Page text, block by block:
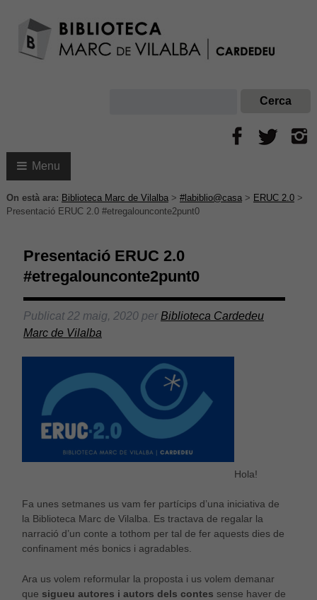
Menu
On està ara: Biblioteca Marc de Vilalba> #labiblio@casa> ERUC 2.0>
Presentació ERUC 2.0 #etregalounconte2punt0
Presentació ERUC 2.0
#etregalounconte2punt0
Publicat 22 maig, 2020perBiblioteca Cardedeu
Marc de Vilalba
Hola!
Fa unes setmanes us vam fer partícips d’una iniciativa de
la Biblioteca Marc de Vilalba. Es tractava de regalar la
narració d’un conte a tothom per tal de fer aquests dies de
confinament més bonics i agradables.
Ara us volem reformular la proposta i us volem demanar
que sigueu autores i autors dels contes sense haver de